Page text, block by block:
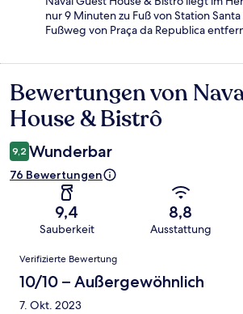
nur 9 Minuten zu Fuß von Station
Fußweg von Praça da Republica
Bewertungen
Bewertungen von
House & Bistrô
9,2 Wunderbar
76 Bewertungen
9,4
Sauberkeit
8,8
Ausstattung
Bewertungen
Verifizierte Bewertung
10/10 – Außergewöhnlich
7. Okt. 2023